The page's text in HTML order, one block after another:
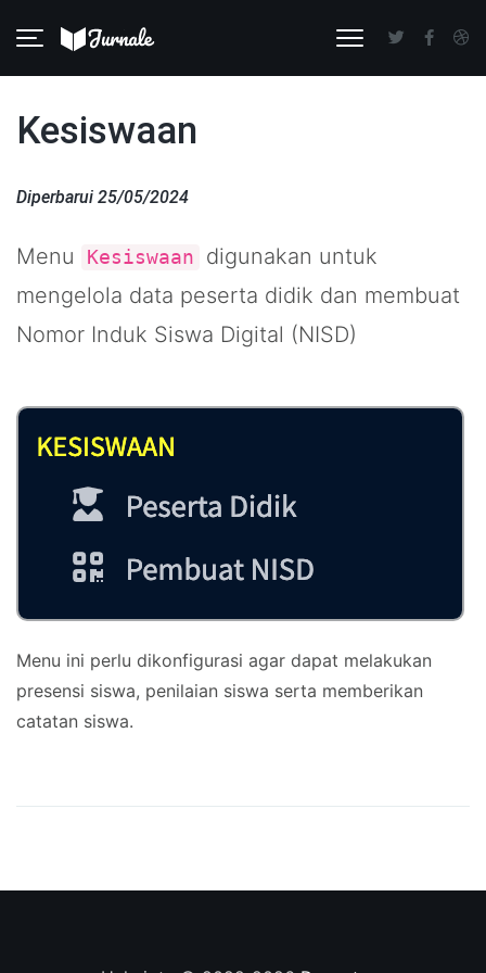
Kesiswaan
Diperbarui 25/05/2024
Menu Kesiswaan
digunakan untuk
mengelola data peserta didik dan membuat
Nomor Induk Siswa Digital (NISD)
Menu ini perlu dikonfigurasi agar dapat melakukan
presensi siswa, penilaian siswa serta memberikan
catatan siswa.